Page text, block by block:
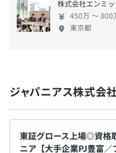
Server、MS Access など
昇給：年1回（4月）
社会保険完備（健康保
合加入〉・厚生年金保
株式会社エンミッ
450万 〜 800
東京都
ジャパニアス株式会
東証グロース上場◎資格
ニア【大手企業PJ豊富／